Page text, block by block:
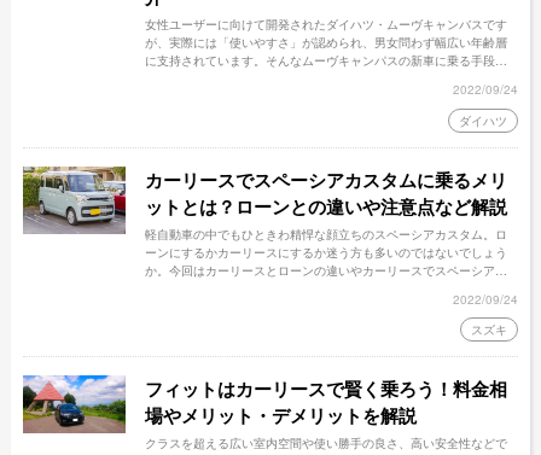
女性ユーザーに向けて開発されたダイハツ・ムーヴキャンバスです
が、実際には「使いやすさ」が認められ、男女問わず幅広い年齢層
に支持されています。そんなムーヴキャンパスの新車に乗る手段と
ーヴキャンパスに乗るべき理由や注意するべきデメリット、リース
2022/09/24
ダイハツ
カーリースでスペーシアカスタムに乗るメリ
ットとは？ローンとの違いや注意点など解説
軽自動車の中でもひときわ精悍な顔立ちのスペーシアカスタム。ロ
ーンにするかカーリースにするか迷う方も多いのではないでしょう
か。今回はカーリースとローンの違いやカーリースでスペーシアカ
す。カーコンカーリースもろコミにおけるリース料金もご紹介して
2022/09/24
スズキ
フィットはカーリースで賢く乗ろう！料金相
場やメリット・デメリットを解説
クラスを超える広い室内空間や使い勝手の良さ、高い安全性などで